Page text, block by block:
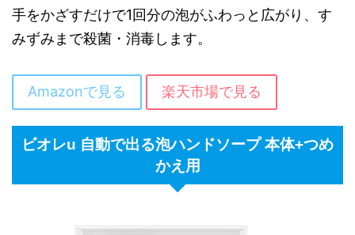
手をかざすだけで1回分の泡がふわっと広がり、す
みずみまで殺菌・消毒します。
Amazonで見る 楽天市場で見る
ビオレu 自動で出る泡ハンドソープ 本体+つめ
かえ用